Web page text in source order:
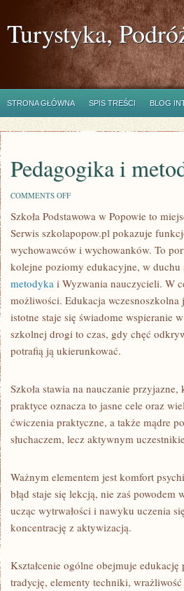
Turystyka,
STRONA GŁÓWNA SPIS TREŚCI BLOG
Pedagogika i
COMMENTS OFFON
I
Szkoła Podstawowa w Popowie to
Serwis szkolapopow.pl pokazuje
wychowawców i wychowanków. To
kolejne poziomy edukacyjne, w
metodyka i Wyzwania nauczycieli. W
możliwości. Edukacja
istotne staje się świadome wspieranie
szkolnej drogi to czas, gdy chęć
potrafią ją ukierunkować.
Szkoła stawia na nauczanie
praktyce oznacza to jasne cele oraz
ćwiczenia praktyczne, a także mądre
słuchaczem, lecz aktywnym
Ważnym elementem jest komfort
błąd staje się lekcją, nie zaś
ucząc wytrwałości i nawyku uczenia
koncentrację z aktywizacją.
Kształcenie ogólne obejmuje
tradycję, elementy techniki,